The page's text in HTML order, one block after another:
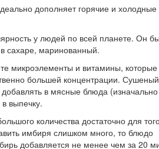
дополняет горячие и холодные
у людей по всей планете. Он
сахаре, маринованный.
микроэлементы и витамины, которые
большей концентрации. Сушеный
в мясные блюда (изначально
выпечку.
количества достаточно для
имбиря слишком много, то блюдо
добавляется не менее чем за 20